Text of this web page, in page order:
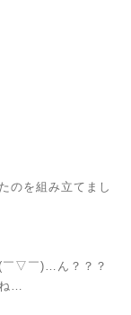
のを組み立てまし
(￣▽￣)…ん？？？
…